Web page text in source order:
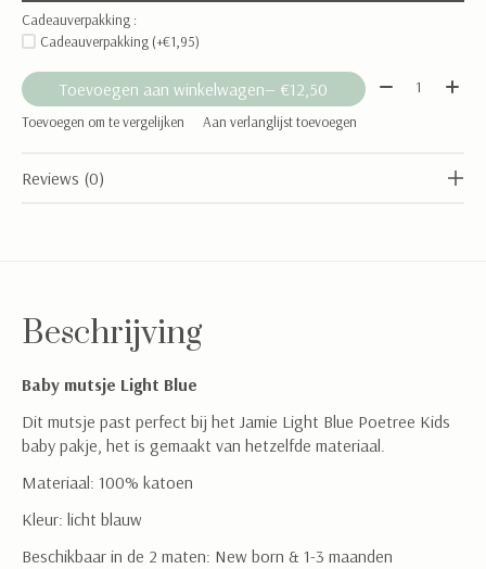
Cadeauverpakking :
Cadeauverpakking (+€1,95)
Toevoegen aan winkelwagen — €12,50 Aantal:
Toevoegen om te vergelijken Aan verlanglijst toevoegen
Reviews (0)
Beschrijving
Baby mutsje Light Blue
Dit mutsje past perfect bij het Jamie Light Blue Poetree Kids
baby pakje, het is gemaakt van hetzelfde materiaal.
Materiaal: 100% katoen
Kleur: licht blauw
Beschikbaar in de 2 maten: New born & 1-3 maanden